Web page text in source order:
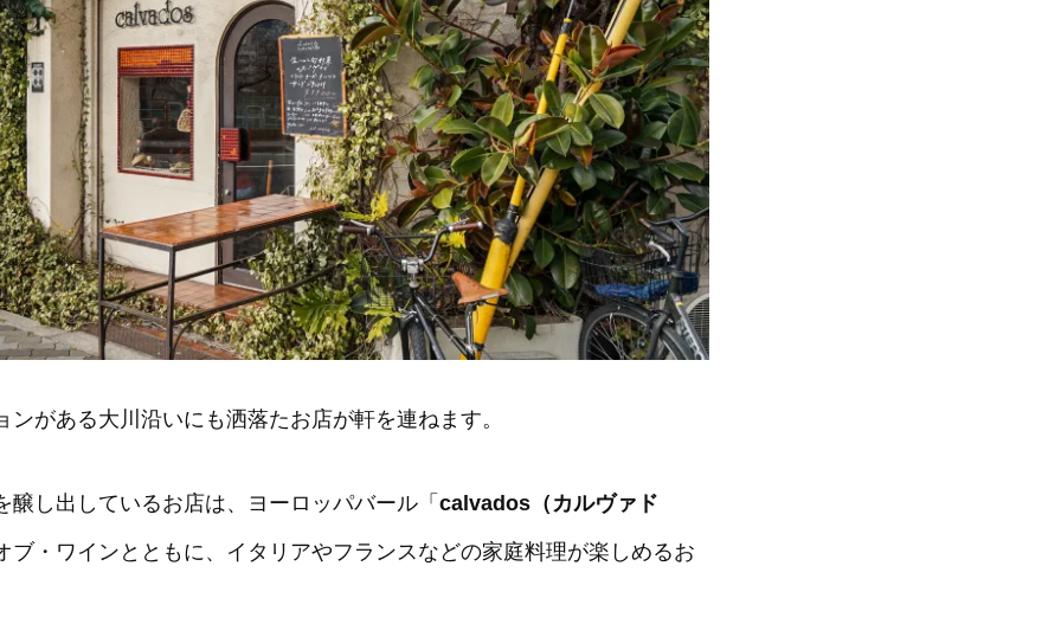
ンがある大川沿いにも洒落たお店が軒を連ねます。
醸し出しているお店は、ヨーロッパバール「 calvados（カルヴァド
ブ・ワインとともに、イタリアやフランスなどの家庭料理が楽しめるお